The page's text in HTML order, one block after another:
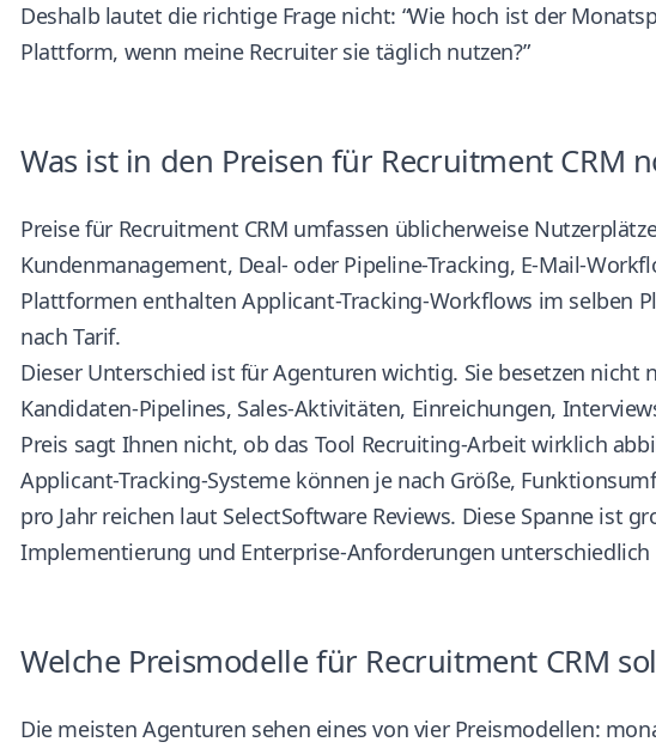
Deshalb lautet die richtige Frage nicht: “Wie hoch ist der
Plattform, wenn meine Recruiter sie täglich nutzen?”
Was ist in den Preisen für Recruitment CRM
Preise für Recruitment CRM umfassen üblicherweise
Kundenmanagement, Deal- oder Pipeline-Tracking, E-Mail-
Plattformen enthalten Applicant-Tracking-Workflows im selben
nach Tarif.
Dieser Unterschied ist für Agenturen wichtig. Sie besetzen nicht
Kandidaten-Pipelines, Sales-Aktivitäten, Einreichungen,
Preis sagt Ihnen nicht, ob das Tool Recruiting-Arbeit wirklich
Applicant-Tracking-Systeme können je nach Größe,
pro Jahr reichen laut SelectSoftware Reviews. Diese Spanne ist
Implementierung und Enterprise-Anforderungen unterschiedlich
Welche Preismodelle für Recruitment CRM
Die meisten Agenturen sehen eines von vier Preismodellen: